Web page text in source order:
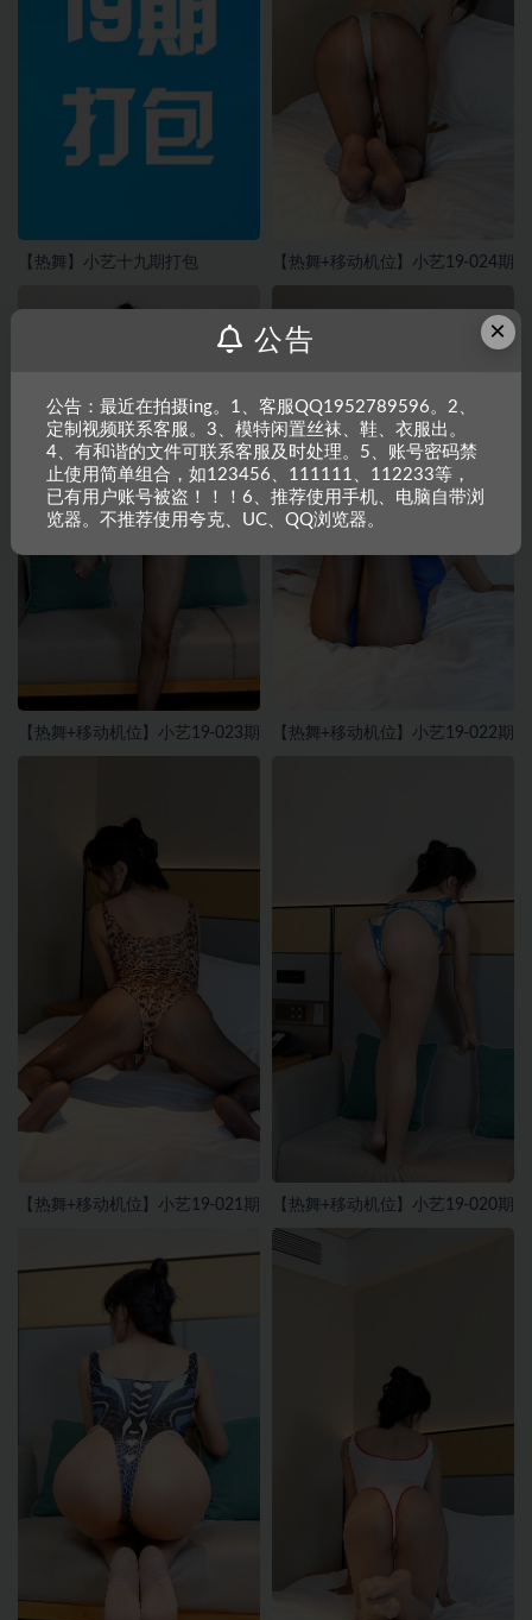
【热舞】小艺十九期打包 【热舞+移动机位】小艺19-024期
【热舞+移动机位】小艺19-023期 【热舞+移动机位】小艺19-022期
【热舞+移动机位】小艺19-021期 【热舞+移动机位】小艺19-020期
×
公告
公告：最近在拍摄ing。1、客服QQ1952789596。2、
定制视频联系客服。3、模特闲置丝袜、鞋、衣服出。
4、有和谐的文件可联系客服及时处理。5、账号密码禁
止使用简单组合，如123456、111111、112233等，
已有用户账号被盗！！！6、推荐使用手机、电脑自带浏
览器。不推荐使用夸克、UC、QQ浏览器。